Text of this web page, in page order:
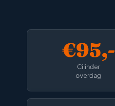
€95,-
Cilinder
overdag